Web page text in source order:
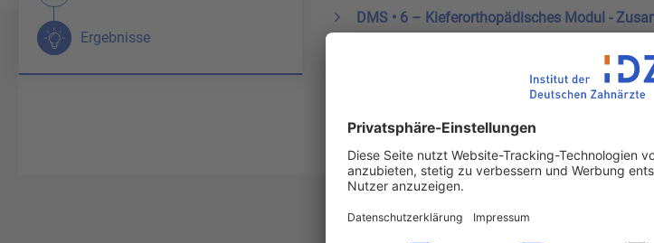
Ergebnisse
DMS • 6 – Kieferorthopädisches Modul -
DMS • 6 – Kieferorthopädisches Modul -